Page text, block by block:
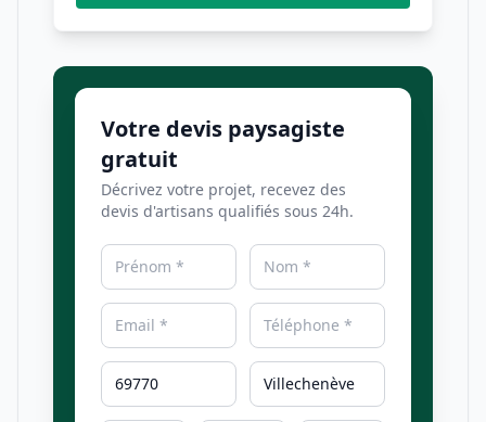
Votre devis paysagiste
gratuit
Décrivez votre projet, recevez des
devis d'artisans qualifiés sous 24h.